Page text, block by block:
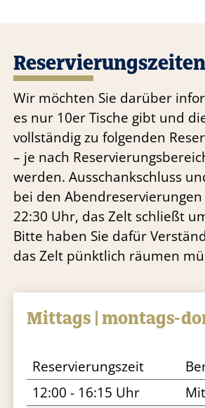
Reservierungszeiten
Wir möchten Sie darüber
es nur 10er Tische gibt und
vollständig zu folgenden
– je nach
werden. Ausschankschluss
bei den
22:30 Uhr, das Zelt schließt
Bitte haben Sie dafür
das Zelt pünktlich räumen
Mittags | montags-
Reservierungszeit
12:00 - 16:15 Uhr